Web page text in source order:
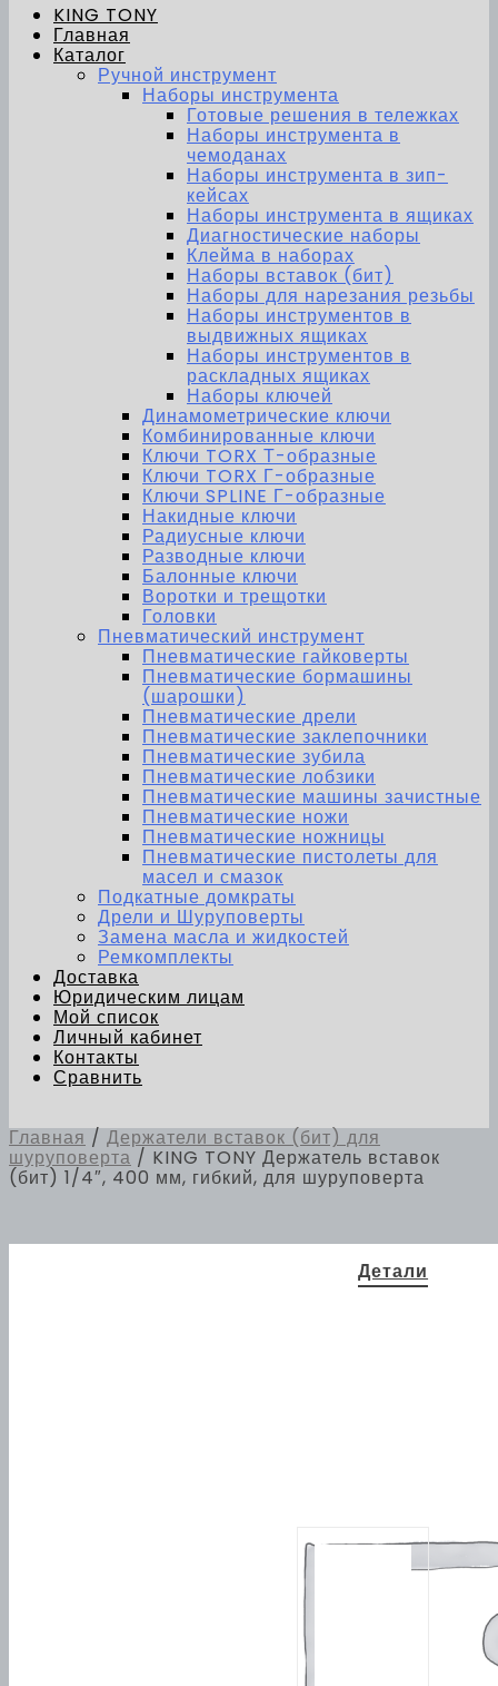
KING TONY
Главная
Каталог
Ручной инструмент
Наборы инструмента
Готовые решения в тележках
Наборы инструмента в
чемоданах
Наборы инструмента в зип-
кейсах
Наборы инструмента в ящиках
Диагностические наборы
Клейма в наборах
Наборы вставок (бит)
Наборы для нарезания резьбы
Наборы инструментов в
выдвижных ящиках
Наборы инструментов в
раскладных ящиках
Наборы ключей
Динамометрические ключи
Комбинированные ключи
Ключи TORX Т-образные
Ключи TORX Г-образные
Ключи SPLINE Г-образные
Накидные ключи
Радиусные ключи
Разводные ключи
Балонные ключи
Воротки и трещотки
Головки
Пневматический инструмент
Пневматические гайковерты
Пневматические бормашины
(шарошки)
Пневматические дрели
Пневматические заклепочники
Пневматические зубила
Пневматические лобзики
Пневматические машины зачистные
Пневматические ножи
Пневматические ножницы
Пневматические пистолеты для
масел и смазок
Подкатные домкраты
Дрели и Шуруповерты
Замена масла и жидкостей
Ремкомплекты
Доставка
Юридическим лицам
Мой список
Личный кабинет
Контакты
Сравнить
Главная / Держатели вставок (бит) для
шуруповерта / KING TONY Держатель вставок
(бит) 1/4″, 400 мм, гибкий, для шуруповерта
Детали